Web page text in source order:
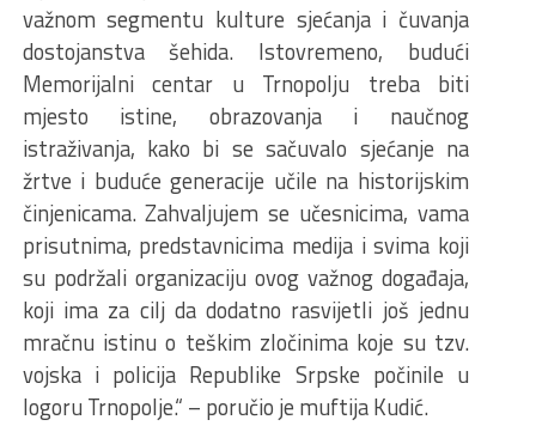
važnom segmentu kulture sjećanja i čuvanja
dostojanstva šehida. Istovremeno, budući
Memorijalni centar u Trnopolju treba biti
mjesto istine, obrazovanja i naučnog
istraživanja, kako bi se sačuvalo sjećanje na
žrtve i buduće generacije učile na historijskim
činjenicama. Zahvaljujem se učesnicima, vama
prisutnima, predstavnicima medija i svima koji
su podržali organizaciju ovog važnog događaja,
koji ima za cilj da dodatno rasvijetli još jednu
mračnu istinu o teškim zločinima koje su tzv.
vojska i policija Republike Srpske počinile u
logoru Trnopolje.“ – poručio je muftija Kudić.